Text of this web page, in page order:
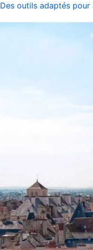
Des outils adaptés